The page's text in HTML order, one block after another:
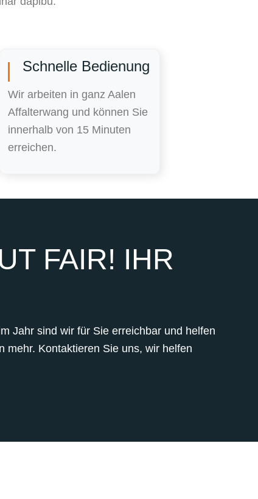
Schnelle Bedienung
Wir arbeiten in ganz Aalen
Affalterwang und können Sie
innerhalb von 15 Minuten
erreichen.
FAIR! IHR
Jahr sind wir für Sie erreichbar und helfen
mehr. Kontaktieren Sie uns, wir helfen